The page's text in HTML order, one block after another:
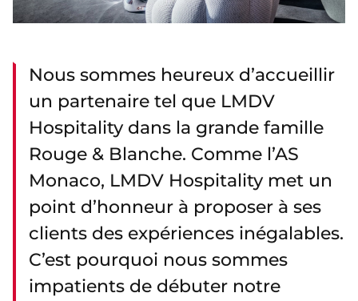
Nous sommes heureux d’accueillir
un partenaire tel que LMDV
Hospitality dans la grande famille
Rouge & Blanche. Comme l’AS
Monaco, LMDV Hospitality met un
point d’honneur à proposer à ses
clients des expériences inégalables.
C’est pourquoi nous sommes
impatients de débuter notre